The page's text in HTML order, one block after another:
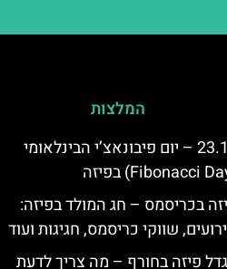
המלצות
23.11 – יום פיבונאצ’י הבינלאומי
בכריסמס – חג המולד בפיזה:
שווקי כריסמס, חגיגות ועוד
פיזה בחורף – מה צריך לדעת